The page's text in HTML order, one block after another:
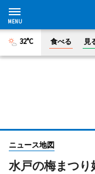
32°C 食べる 見
ニュース地図
水戸の梅まつ